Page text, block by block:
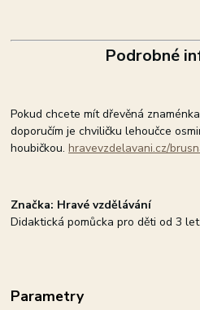
Podrobné
Pokud chcete mít dřevěná
doporučím je chviličku lehoučce
houbičkou.hravevzdelavani.cz/
Značka: Hravé vzdělávání
Didaktická pomůcka pro děti od 3 let.
Parametry